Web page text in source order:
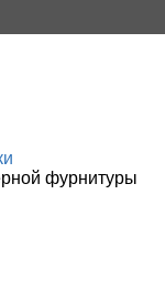
фурнитуры